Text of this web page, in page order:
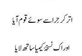
اتر کر حِرا سے سوئے قوم آیا
اور اک نسخۂ کیمیا ساتھ لایا